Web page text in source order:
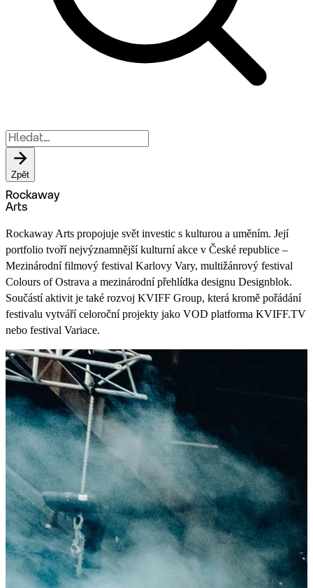
Zpět
Rockaway
Arts
Rockaway Arts propojuje svět investic s kulturou a uměním. Její
portfolio tvoří nejvýznamnější kulturní akce v České republice –
Mezinárodní filmový festival Karlovy Vary, multižánrový festival
Colours of Ostrava a mezinárodní přehlídka designu Designblok.
Součástí aktivit je také rozvoj KVIFF Group, která kromě pořádání
festivalu vytváří celoroční projekty jako VOD platforma KVIFF.TV
nebo festival Variace.